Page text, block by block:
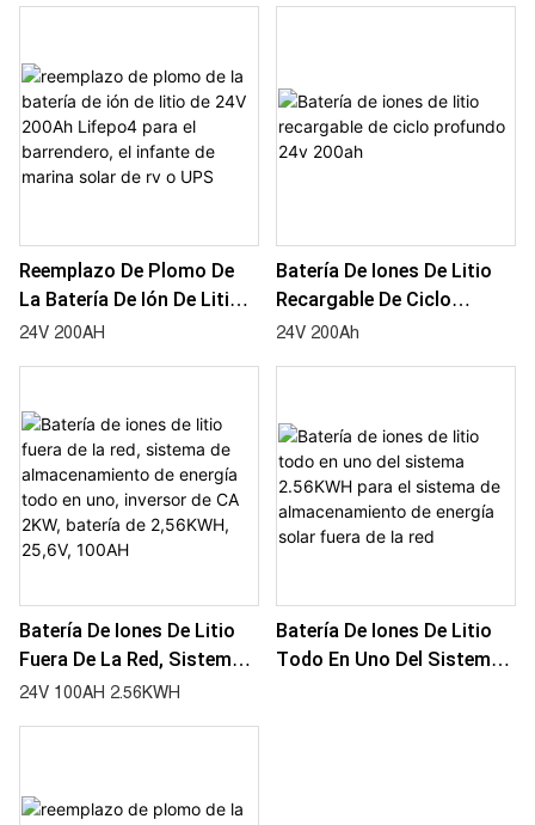
De Carretera
Reemplazo De Plomo De
La Batería De Ión De Litio
De 24V 200Ah Lifepo4 Para
24V 200AH
Batería De Iones De Litio
Recargable De Ciclo
Profundo 24v 200ah
24V 200Ah
Batería De Iones De Litio
Fuera De La Red, Sistema
De Almacenamiento De
100AH
24V 100AH 2.56KWH
Batería De Iones De Litio
Todo En Uno Del Sistema